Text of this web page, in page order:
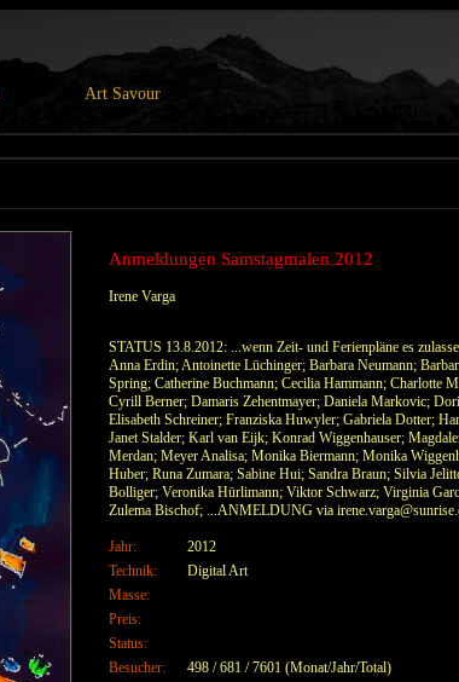
Art Savour
Anmeldungen Samstagmalen 2012
Irene Varga
STATUS 13.8.2012: ...wenn Zeit- und Ferienpläne es
Anna Erdin; Antoinette Lüchinger; Barbara Neumann;
Spring; Catherine Buchmann; Cecilia Hammann; Charlotte
Cyrill Berner; Damaris Zehentmayer; Daniela Markovic;
Elisabeth Schreiner; Franziska Huwyler; Gabriela Dotter;
Janet Stalder; Karl van Eijk; Konrad Wiggenhauser;
Merdan; Meyer Analisa; Monika Biermann; Monika
Huber; Runa Zumara; Sabine Hui; Sandra Braun; Silvia
Bolliger; Veronika Hürlimann; Viktor Schwarz; Virginia
Zulema Bischof; ...ANMELDUNG via
Jahr:
2012
Technik:
Digital Art
Masse:
Preis:
Status:
Besucher:
498 / 681 / 7601 (Monat/Jahr/Total)